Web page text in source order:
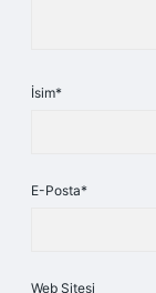
İsim*
E-Posta*
Web Sitesi